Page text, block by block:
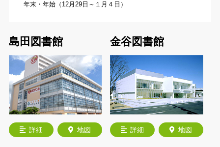
年末・年始（12月29日～１月４日）
詳細 地図
島田図書館
詳細 地図
金谷図書館